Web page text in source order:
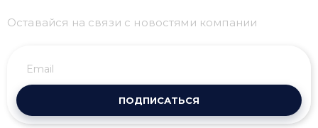
Оставайся на связи с новостями компании
ПОДПИСАТЬСЯ